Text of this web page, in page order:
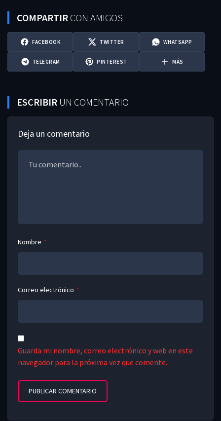
COMPARTIR CON AMIGOS
FACEBOOK TWITTER WHATSAPP
TELEGRAM PINTEREST MÁS
ESCRIBIR UN COMENTARIO
Deja un comentario
Nombre *
Correo electrónico *
Guarda mi nombre, correo electrónico y web en este
navegador para la próxima vez que comente.